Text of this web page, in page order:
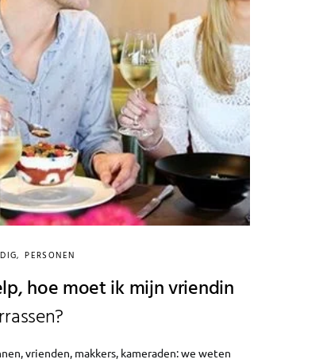
PERSONEN
hoe moet ik mijn vriendin
vrienden, makkers, kameraden: we weten